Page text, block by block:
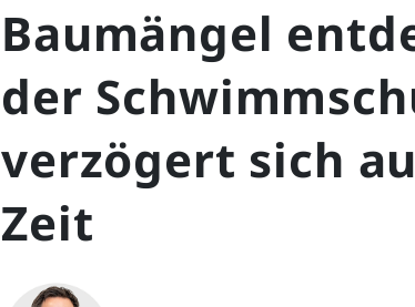
Baumängel
der
verzögert sich
Zeit